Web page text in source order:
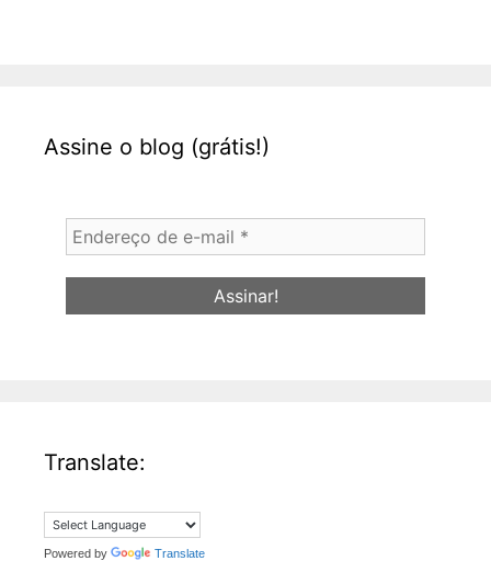
Assine o blog (grátis!)
Endereço
de
e-
Translate:
Powered by Translate